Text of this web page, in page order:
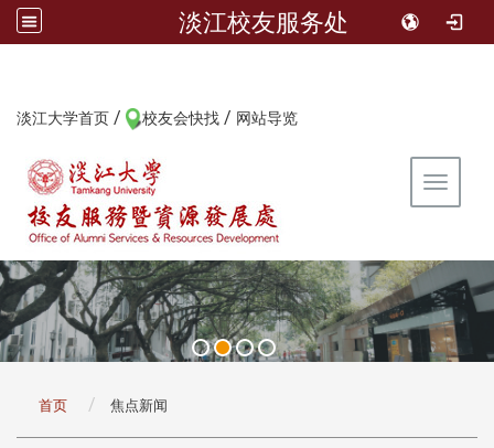
淡江校友服务处
淡江大学首页 / 校友会快找 / 网站导览
Toggle
首页 焦点新闻